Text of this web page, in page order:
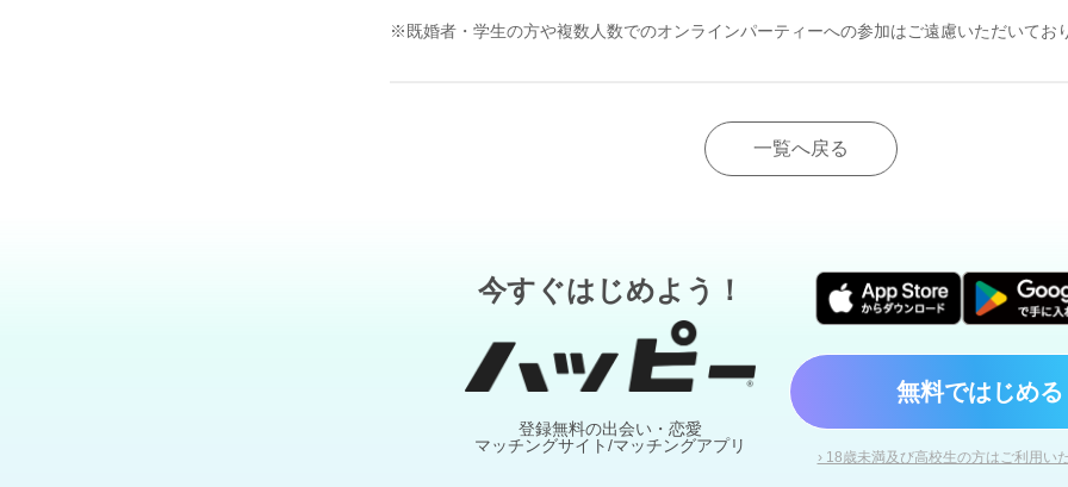
※既婚者・学生の方や複数人数でのオンラインパーティーへの参加はご遠慮いただいてお
一覧へ戻る
今すぐはじめよう！
登録無料の出会い・恋愛
マッチングサイト/マッチングアプリ
無料ではじめる
› 18歳未満及び高校生の方はご利用い